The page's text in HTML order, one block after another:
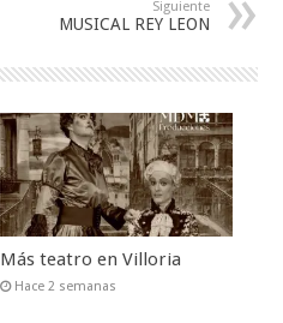
Siguiente
MUSICAL REY LEON
Más teatro en Villoria
Hace 2 semanas